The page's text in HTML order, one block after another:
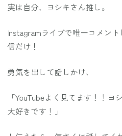
実は自分、ヨシキさん推し。
Instagramライブで唯一コメン
信だけ！
勇気を出して話しかけ、
「YouTubeよく見てます！！
大好きです！」